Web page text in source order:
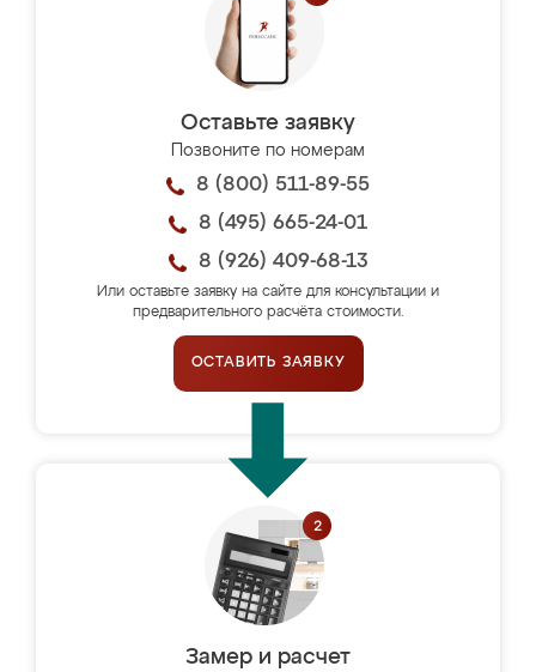
Оставьте заявку
Позвоните по номерам
8 (800) 511-89-55
8 (495) 665-24-01
8 (926) 409-68-13
Или оставьте заявку на сайте для консультации и
предварительного расчёта стоимости.
ОСТАВИТЬ ЗАЯВКУ
Замер и расчет